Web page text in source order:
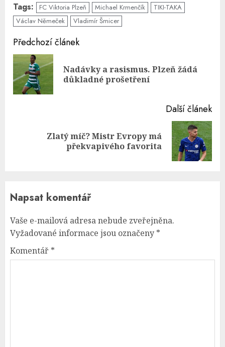
Tags: FC Viktoria Plzeň Michael Krmenčík
TIKI-TAKA
Václav Němeček
Vladimír Šmicer
Continue
Reading
Předchozí článek
Nadávky a rasismus. Plzeň žádá
důkladné prošetření
Další článek
Zlatý míč? Mistr Evropy má
překvapivého favorita
Napsat komentář
Vaše e-mailová adresa nebude zveřejněna.
Vyžadované informace jsou označeny *
Komentář *